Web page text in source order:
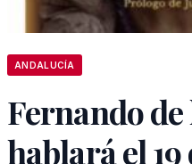
ANDALUCÍA
Fernando
hablará el